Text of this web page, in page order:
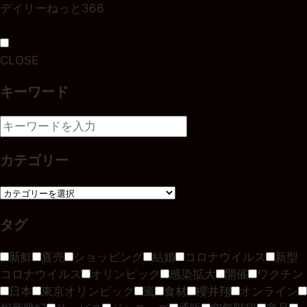
デイリーねっと366
CLOSE
キーワード
カテゴリー
タグ
新鮮 直売 ショッピング 結婚 コロナウイルス
新型
コロナウイルス
オリンピック 感染拡大 開催
ワクチン
日本
東京オリンピック 嵐 食材 櫻井翔
オンライン